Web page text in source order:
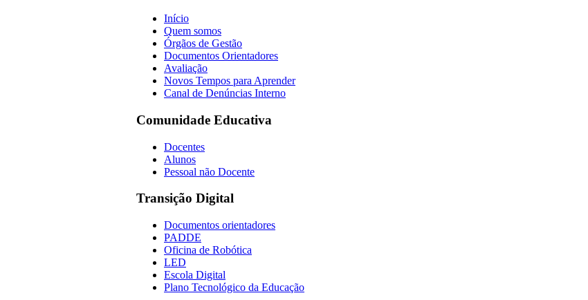
Início
Quem somos
Órgãos de Gestão
Documentos Orientadores
Avaliação
Novos Tempos para Aprender
Canal de Denúncias Interno
Comunidade Educativa
Docentes
Alunos
Pessoal não Docente
Transição Digital
Documentos orientadores
PADDE
Oficina de Robótica
LED
Escola Digital
Plano Tecnológico da Educação